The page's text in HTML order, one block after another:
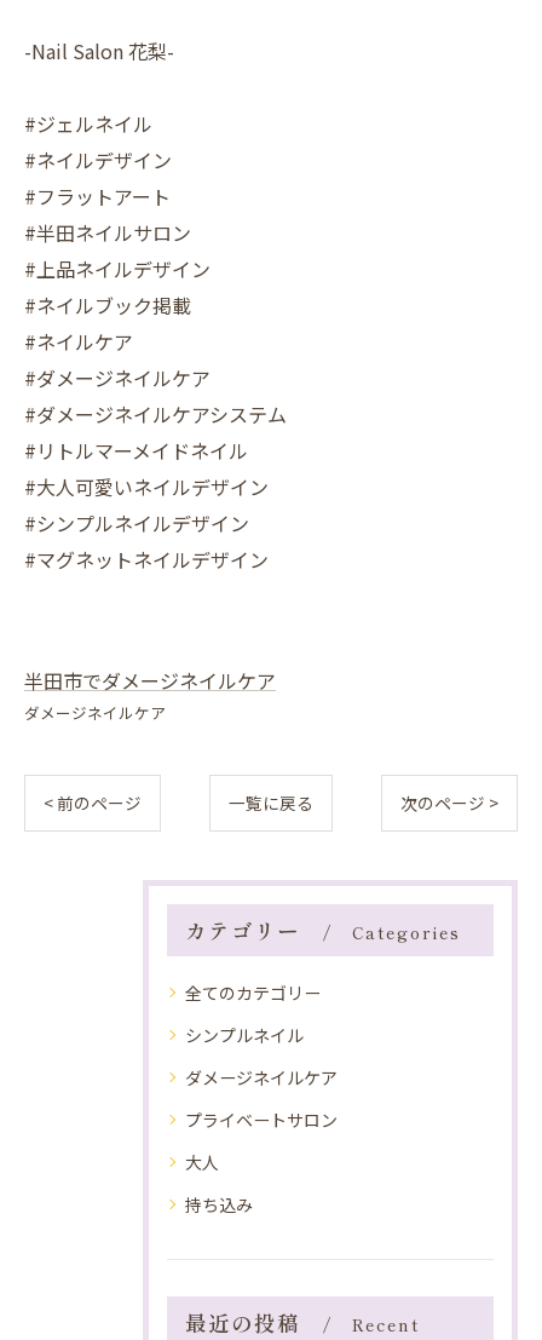
-Nail Salon 花梨-
#ジェルネイル
#ネイルデザイン
#フラットアート
#半田ネイルサロン
#上品ネイルデザイン
#ネイルブック掲載
#ネイルケア
#ダメージネイルケア
#ダメージネイルケアシステム
#リトルマーメイドネイル
#大人可愛いネイルデザイン
#シンプルネイルデザイン
#マグネットネイルデザイン
半田市でダメージネイルケア
ダメージネイルケア
< 前のページ 一覧に戻る 次のページ >
カテゴリー Categories
全てのカテゴリー
シンプルネイル
ダメージネイルケア
プライベートサロン
大人
持ち込み
最近の投稿
Recent